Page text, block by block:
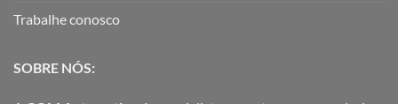
Trabalhe conosco
SOBRE NÓS: